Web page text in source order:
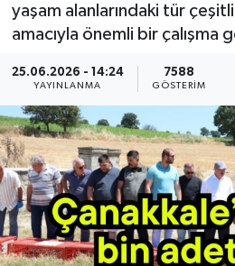
yaşam alanlarındaki tür
amacıyla önemli bir çalışma
25.06.2026 - 14:24
YAYINLANMA
7588
GÖSTERIM